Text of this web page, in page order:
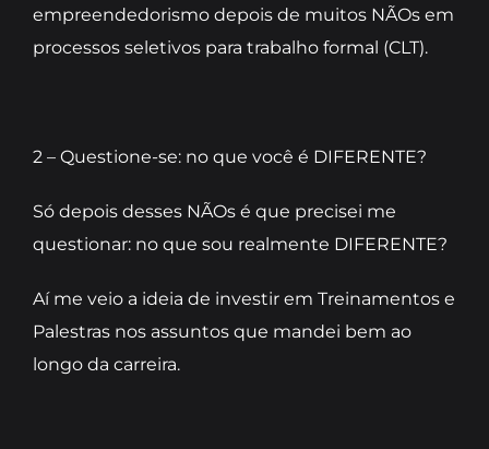
empreendedorismo depois de muitos NÃOs em
processos seletivos para trabalho formal (CLT).
2 – Questione-se: no que você é DIFERENTE?
Só depois desses NÃOs é que precisei me
questionar: no que sou realmente DIFERENTE?
Aí me veio a ideia de investir em Treinamentos e
Palestras nos assuntos que mandei bem ao
longo da carreira.